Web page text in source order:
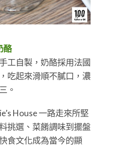
酪
工自製，奶酪採用法國
吃起來滑順不膩口，濃
。
House 一路走來所堅
挑選、菜餚調味到擺盤
食文化成為當今的顯